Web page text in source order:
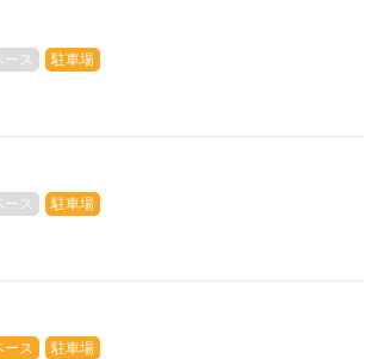
ース 駐車場
ース 駐車場
ース 駐車場